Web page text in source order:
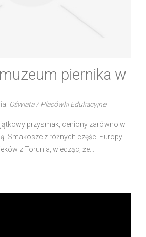
piernika w
Oświata / Placówki Edukacyjne
przysmak, ceniony zarówno w
Smakosze z różnych części Europy
z Torunia, wiedząc, że...